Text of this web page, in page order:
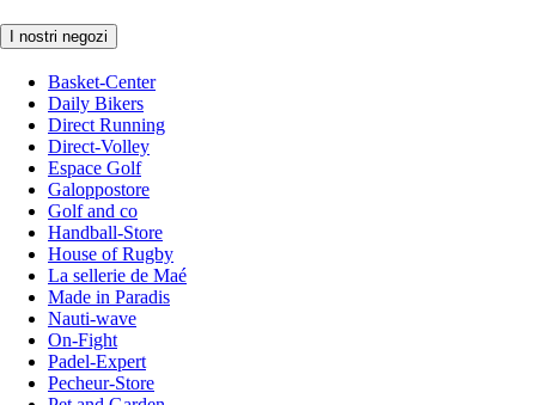
I nostri negozi
Basket-Center
Daily Bikers
Direct Running
Direct-Volley
Espace Golf
Galoppostore
Golf and co
Handball-Store
House of Rugby
La sellerie de Maé
Made in Paradis
Nauti-wave
On-Fight
Padel-Expert
Pecheur-Store